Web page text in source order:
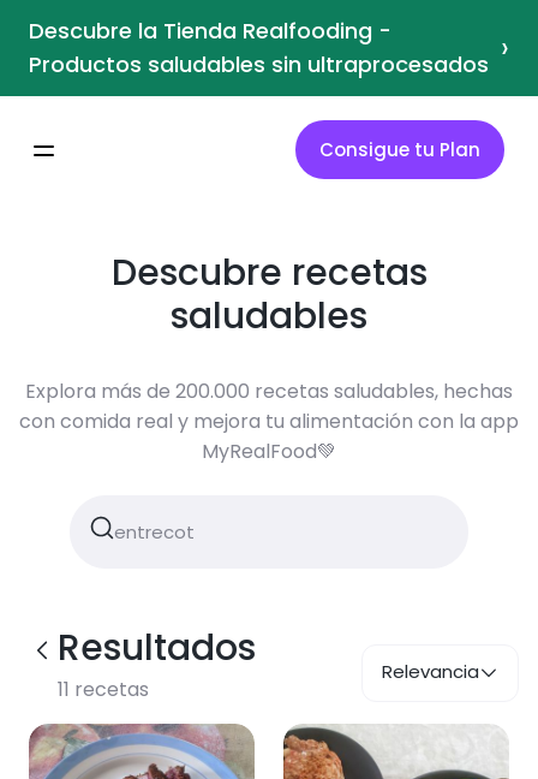
Descubre la Tienda Realfooding -
Productos saludables sin ultraprocesados ›
Consigue tu Plan
Descubre recetas
saludables
Explora más de 200.000 recetas saludables, hechas
con comida real y mejora tu alimentación con la app
MyRealFood💚
Resultados
11 recetas
Relevancia